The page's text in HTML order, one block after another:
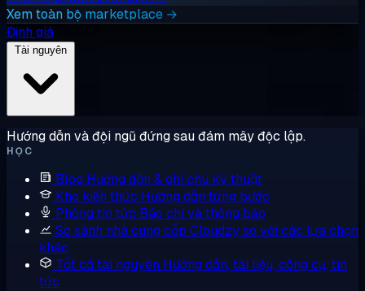
Xem toàn bộ marketplace →
Định giá
Hướng dẫn và đội ngũ đứng sau đám mây độc lập.
HỌC
Blog Hướng dẫn & ghi chú kỹ thuật
Kho kiến thức Hướng dẫn từng bước
Phòng tin tức Báo chí và thông báo
So sánh nhà cung cấp Cloudzy so với các lựa chọn
khác
Tất cả tài nguyên Hướng dẫn, tài liệu, công cụ, tin
tức